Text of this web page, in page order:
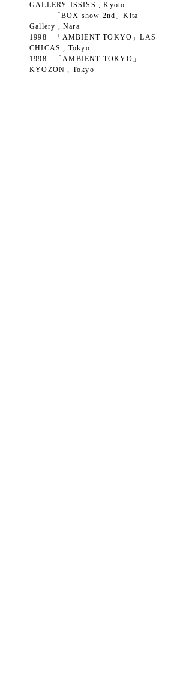
GALLERY ISSISS , Kyoto
「BOX show 2nd」Kita
Gallery , Nara
1998 「AMBIENT TOKYO」LAS
CHICAS , Tokyo
1998 「AMBIENT TOKYO」
KYOZON , Tokyo